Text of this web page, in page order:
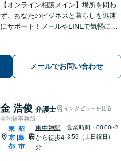
【オンライン相談メイン】場所を問わ
ず、あなたのビジネスと暮らしを迅速
にサポート！メールやLINEで気軽につ
寧に示します。【メール・LINE 受付
メールでお問い合わせ
金 浩俊 弁護士 インタビューを見る
金法律事務所
東
京
都
|
昭
島
市
東中神駅
から徒歩4
分
営業時間：00:00~2
3:59（土日祝日）